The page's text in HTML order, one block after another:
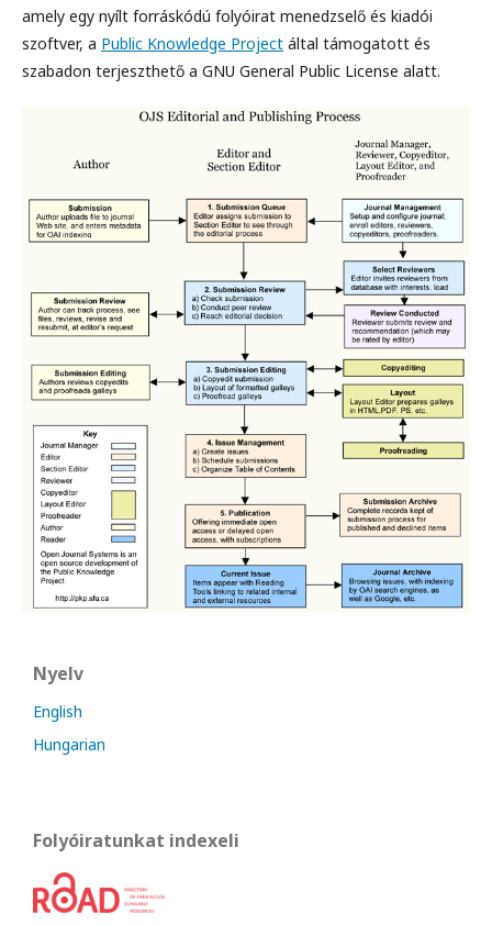
amely egy nyílt forráskódú folyóirat menedzselő és kiadói
szoftver, a Public Knowledge Project által támogatott és
szabadon terjeszthető a GNU General Public License alatt.
Nyelv
English
Hungarian
Folyóiratunkat indexeli